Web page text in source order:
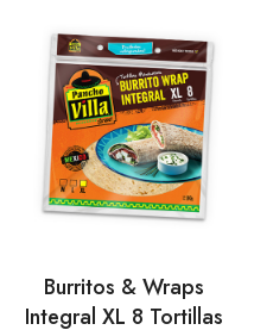
Burritos & Wraps
Integral XL 8 Tortillas